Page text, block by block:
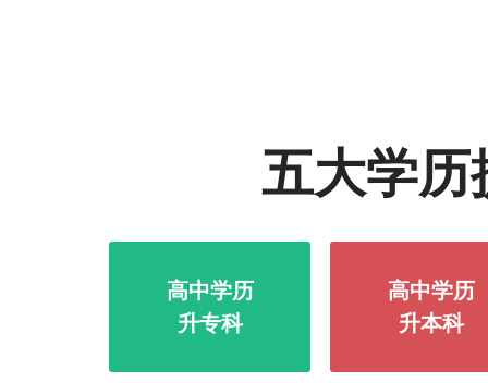
五大学历
高中学历
升专科
高中学历
升本科